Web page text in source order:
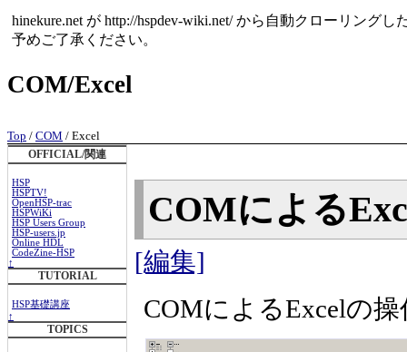
hinekure.net が http://hspdev-wiki.net/ から自動クローリング
予めご了承ください。
COM/Excel
Top / COM / Excel
OFFICIAL/関連
HSP
HSPTV!
OpenHSP-trac
HSPWiKi
HSP Users Group
HSP-users.jp
Online HDL
CodeZine-HSP
↑
TUTORIAL
HSP基礎講座
↑
TOPICS
COMによる
[編集]
COMによるExcelの